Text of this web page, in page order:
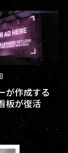
が作成する
板が復活